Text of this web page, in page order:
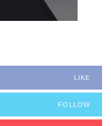
LIKE
FOLLOW